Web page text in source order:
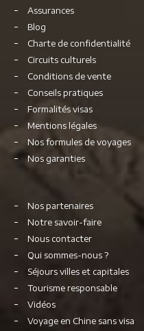
Assurances
Blog
Charte de confidentialité
Circuits culturels
Conditions de vente
Conseils pratiques
Formalités visas
Mentions légales
Nos formules de voyages
Nos garanties
Nos partenaires
Notre savoir-faire
Nous contacter
Qui sommes-nous ?
Séjours villes et capitales
Tourisme responsable
Vidéos
Voyage en Chine sans visa